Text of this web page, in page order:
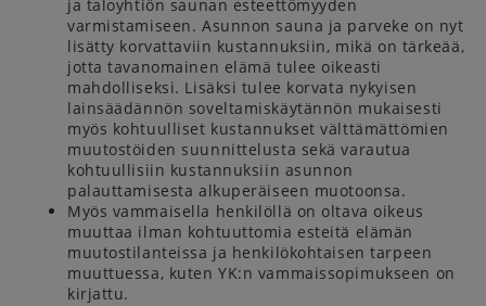
ja taloyhtiön saunan esteettömyyden
varmistamiseen. Asunnon sauna ja parveke on nyt
lisätty korvattaviin kustannuksiin, mikä on tärkeää,
jotta tavanomainen elämä tulee oikeasti
mahdolliseksi. Lisäksi tulee korvata nykyisen
lainsäädännön soveltamiskäytännön mukaisesti
myös kohtuulliset kustannukset välttämättömien
muutostöiden suunnittelusta sekä varautua
kohtuullisiin kustannuksiin asunnon
palauttamisesta alkuperäiseen muotoonsa.
Myös vammaisella henkilöllä on oltava oikeus
muuttaa ilman kohtuuttomia esteitä elämän
muutostilanteissa ja henkilökohtaisen tarpeen
muuttuessa, kuten YK:n vammaissopimukseen on
kirjattu.